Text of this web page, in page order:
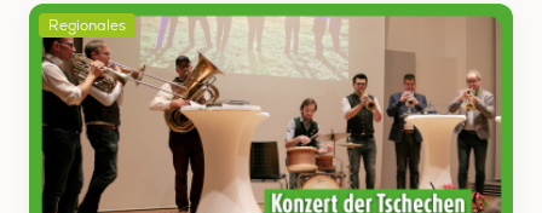
Regionales